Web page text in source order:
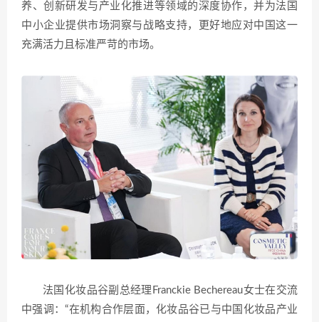
养、创新研发与产业化推进等领域的深度协作，并为法国
中小企业提供市场洞察与战略支持，更好地应对中国这一
充满活力且标准严苛的市场。
法国化妆品谷副总经理Franckie Bechereau女士在交流
中强调：“在机构合作层面，化妆品谷已与中国化妆品产业